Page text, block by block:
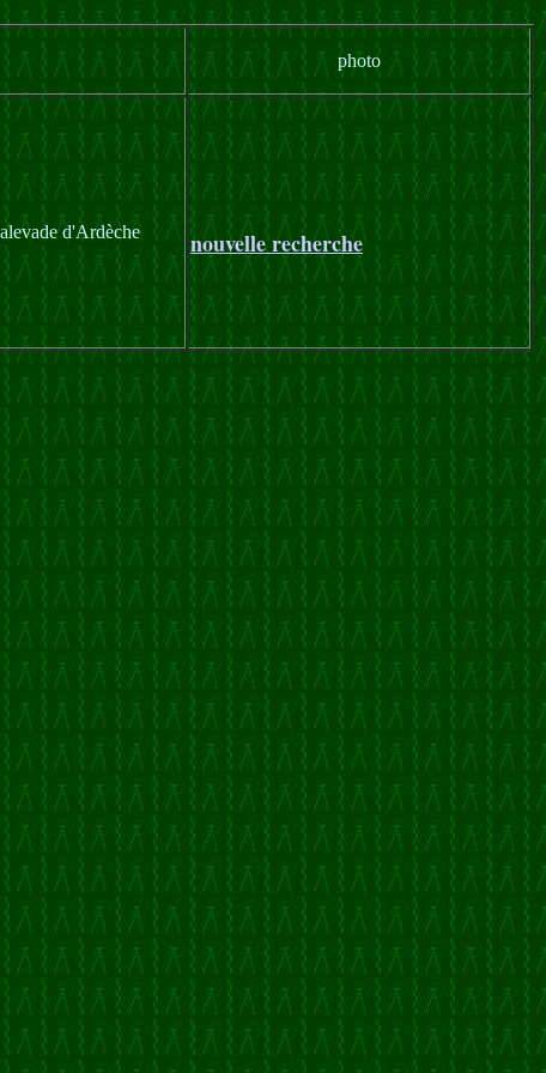
photo
d'Ardèche
nouvelle recherche